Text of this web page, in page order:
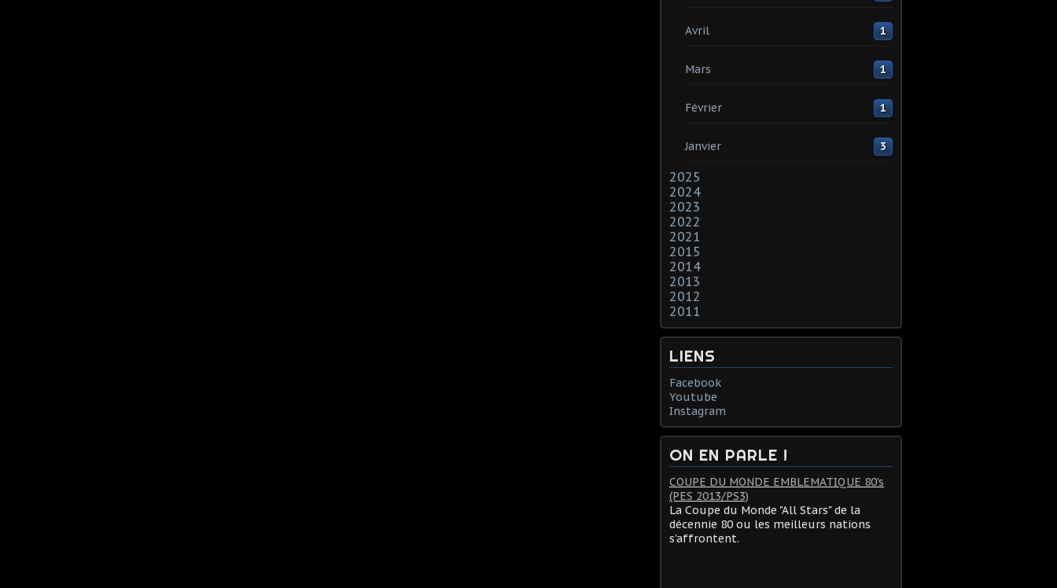
Avril 1
Mars 1
Février 1
Janvier 3
2025
2024
2023
2022
2021
2015
2014
2013
2012
2011
LIENS
Facebook
Youtube
Instagram
ON EN PARLE !
COUPE DU MONDE EMBLEMATIQUE 80's
(PES 2013/PS3)
La Coupe du Monde "All Stars" de la
décennie 80 ou les meilleurs nations
s'affrontent.